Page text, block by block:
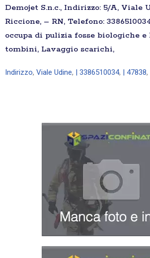
Demojet S.n.c., Indirizzo: 5/A, Viale
Riccione, – RN, Telefono:
occupa di pulizia fosse biologiche e
tombini, Lavaggio scarichi,
Indirizzo, Viale Udine, | 3386510034, | 47838,